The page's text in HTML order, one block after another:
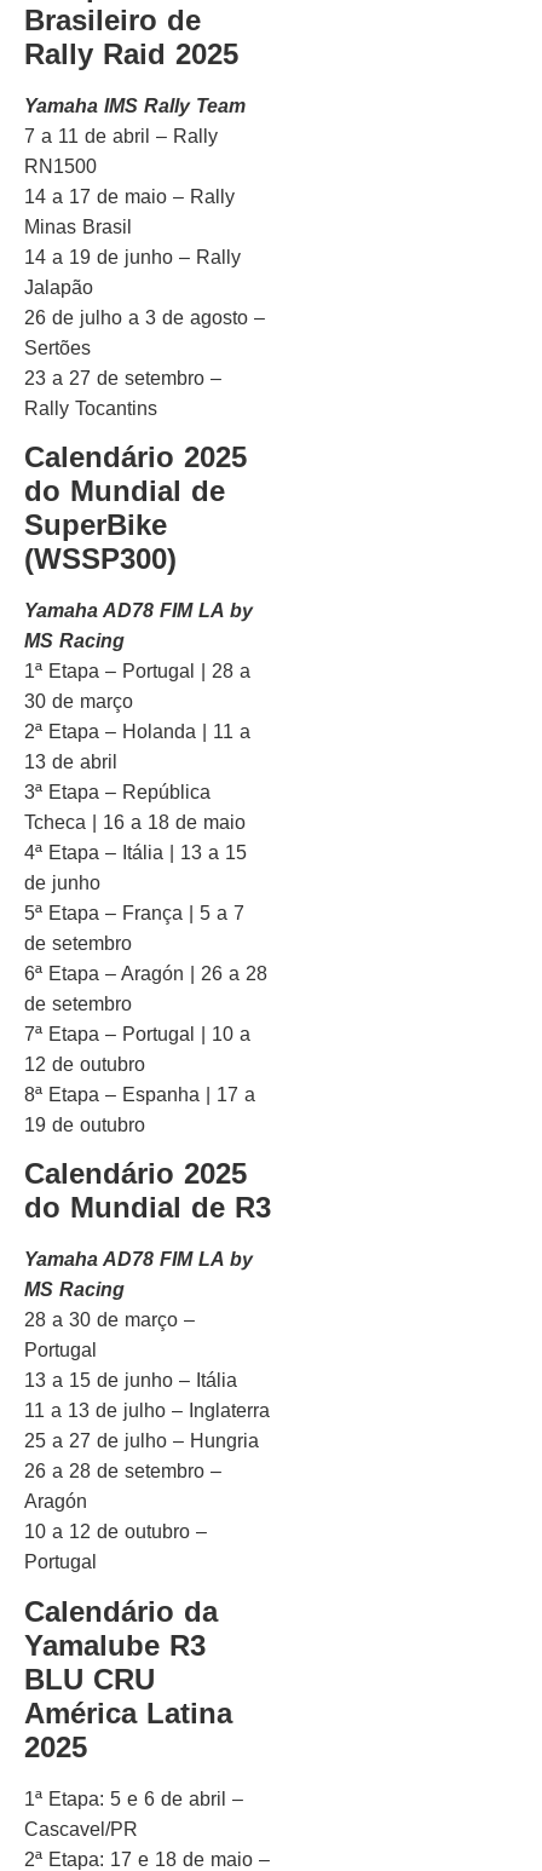
Brasileiro de
Rally Raid 2025
Yamaha IMS Rally Team
7 a 11 de abril – Rally
RN1500
14 a 17 de maio – Rally
Minas Brasil
14 a 19 de junho – Rally
Jalapão
26 de julho a 3 de agosto –
Sertões
23 a 27 de setembro –
Rally Tocantins
Calendário 2025
do Mundial de
SuperBike
(WSSP300)
Yamaha AD78 FIM LA by
MS Racing
1ª Etapa – Portugal | 28 a
30 de março
2ª Etapa – Holanda | 11 a
13 de abril
3ª Etapa – República
Tcheca | 16 a 18 de maio
4ª Etapa – Itália | 13 a 15
de junho
5ª Etapa – França | 5 a 7
de setembro
6ª Etapa – Aragón | 26 a 28
de setembro
7ª Etapa – Portugal | 10 a
12 de outubro
8ª Etapa – Espanha | 17 a
19 de outubro
Calendário 2025
do Mundial de R3
Yamaha AD78 FIM LA by
MS Racing
28 a 30 de março –
Portugal
13 a 15 de junho – Itália
11 a 13 de julho – Inglaterra
25 a 27 de julho – Hungria
26 a 28 de setembro –
Aragón
10 a 12 de outubro –
Portugal
Calendário da
Yamalube R3
BLU CRU
América Latina
2025
1ª Etapa: 5 e 6 de abril –
Cascavel/PR
2ª Etapa: 17 e 18 de maio –